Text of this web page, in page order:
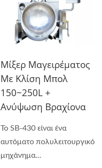
Μίξερ Μαγειρέματος
Με Κλίση Μπολ
150~250L +
Ανύψωση Βραχίονα
Το SB-430 είναι ένα
αυτόματο πολυλειτουργικό
μηχάνημα...